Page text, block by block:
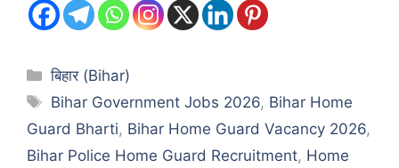
Categories
बिहार (Bihar)
Tags
Bihar Government Jobs 2026, Bihar Home
Guard Bharti, Bihar Home Guard Vacancy 2026,
Bihar Police Home Guard Recruitment, Home